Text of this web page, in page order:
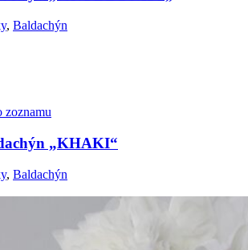
, Baldachýn
zoznamu
„KHAKI“
, Baldachýn